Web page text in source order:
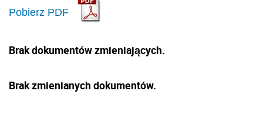
Pobierz PDF
Brak dokumentów zmieniających.
Brak zmienianych dokumentów.